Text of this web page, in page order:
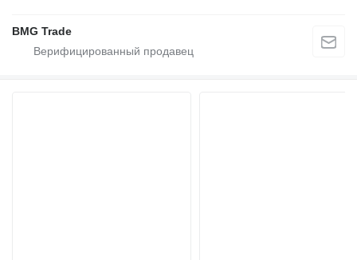
BMG Trade